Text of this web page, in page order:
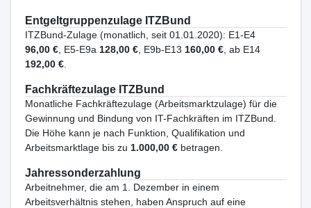
Entgeltgruppenzulage ITZBund
ITZBund-Zulage (monatlich, seit 01.01.2020): E1-E4
96,00 €, E5-E9a 128,00 €, E9b-E13 160,00 €, ab E14
192,00 €.
Fachkräftezulage ITZBund
Monatliche Fachkräftezulage (Arbeitsmarktzulage) für die
Gewinnung und Bindung von IT-Fachkräften im ITZBund.
Die Höhe kann je nach Funktion, Qualifikation und
Arbeitsmarktlage bis zu 1.000,00 €betragen.
Jahressonderzahlung
Arbeitnehmer, die am 1. Dezember in einem
Arbeitsverhältnis stehen, haben Anspruch auf eine